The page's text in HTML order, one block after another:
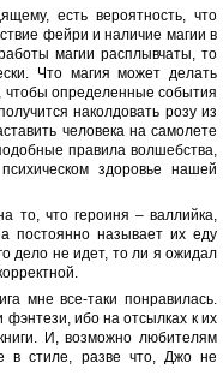
есть вероятность, что
фейри и наличие магии в
магии расплывчаты, то
Что магия может делать
чтобы определенные события
наколдовать розу из
человека на самолете
правила волшебства,
здоровье нашей
то, что героиня – валлийка,
постоянно называет их еду
дело не идет, то ли я ожидал
мне все-таки понравилась.
ибо на отсылках к их
И, возможно любителям
в стиле, разве что, Джо не